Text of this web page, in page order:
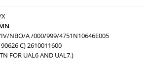
NBO/A /000/999/4751N10646E005
C) 2610011600
FOR UAL6 AND UAL7.)